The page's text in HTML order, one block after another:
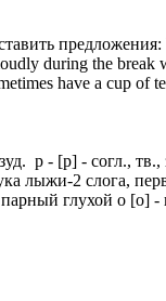
during the break
have a cup
р - [р] - согл.,
лыжи-2 слога,
глухой о